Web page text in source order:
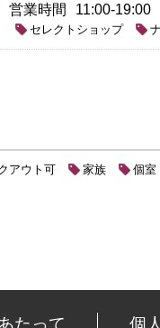
営業時間
11:00-19:00
セレクトショップ
アウト可 家族
個室
たって
個